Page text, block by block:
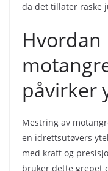
da det tillater raske
Hvordan
påvirker
Mestring av
en idrettsutøvers
med kraft og
bruker dette grepet